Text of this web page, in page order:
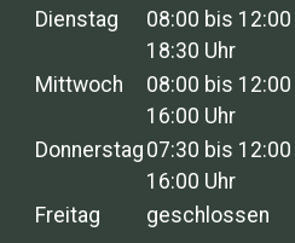
Dienstag
08:00 bis
18:30 Uhr
Mittwoch
08:00 bis
16:00 Uhr
Donnerstag 07:30 bis
16:00 Uhr
Freitag
geschlossen